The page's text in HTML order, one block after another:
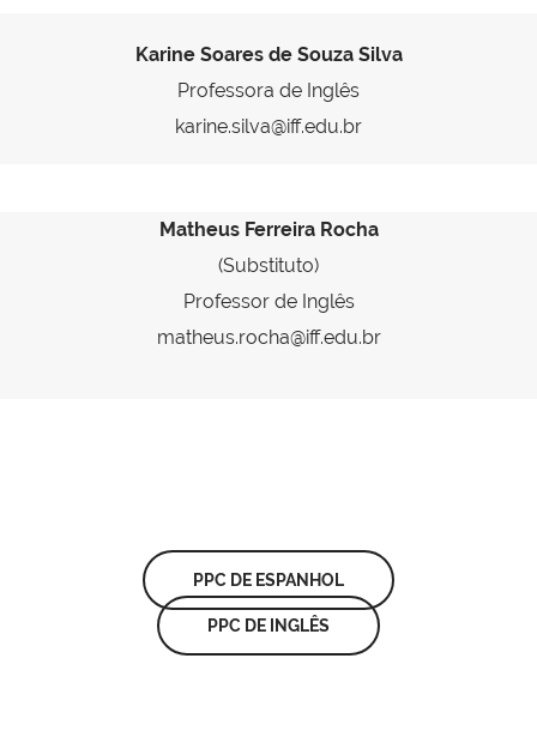
Karine Soares de Souza Silva
Professora de Inglês
karine.silva@iff.edu.br
Matheus Ferreira Rocha
(Substituto)
Professor de Inglês
matheus.rocha@iff.edu.br
PPC DE ESPANHOL
PPC DE INGLÊS